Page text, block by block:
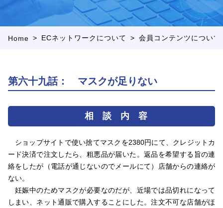
Home > ECネットワークについて > 会員コンテンツについて
第六十九話： マスクが足りない
相 談 内 容
ショップサイトで使い捨てマスクを2380円にて、クレジットカ
ード決済で注文したら、粗悪品が届いた。返品を希望する旨の連
絡をしたが（電話が通じないのでメールにて）店舗からの連絡が
ない。
妊娠中のためマスクが必要なのだが、近場では品切れになって
しまい、ネット通販で購入することにした。注文不可な店舗がほ